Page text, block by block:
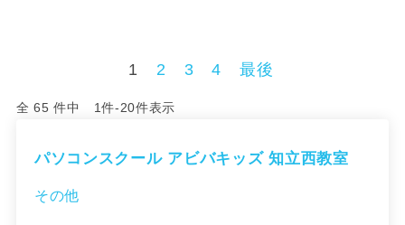
1 2 3 4 最後
全 65 件中 1件-20件表示
パソコンスクール アビバキッズ 知立西教室
その他